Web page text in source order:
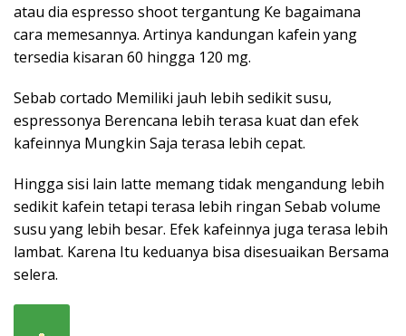
atau dia espresso shoot tergantung Ke bagaimana
cara memesannya. Artinya kandungan kafein yang
tersedia kisaran 60 hingga 120 mg.
Sebab cortado Memiliki jauh lebih sedikit susu,
espressonya Berencana lebih terasa kuat dan efek
kafeinnya Mungkin Saja terasa lebih cepat.
Hingga sisi lain latte memang tidak mengandung lebih
sedikit kafein tetapi terasa lebih ringan Sebab volume
susu yang lebih besar. Efek kafeinnya juga terasa lebih
lambat. Karena Itu keduanya bisa disesuaikan Bersama
selera.